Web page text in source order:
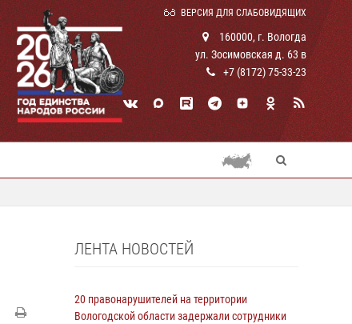
ВЕРСИЯ ДЛЯ СЛАБОВИДЯЩИХ
160000, г. Вологда
ул. Зосимовская д. 63 в
+7 (8172) 75-33-23
ЛЕНТА НОВОСТЕЙ
20 правонарушителей на территории
Вологодской области задержали сотрудники